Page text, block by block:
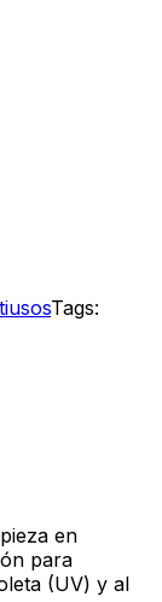
Tags:
en
para
(UV) y al